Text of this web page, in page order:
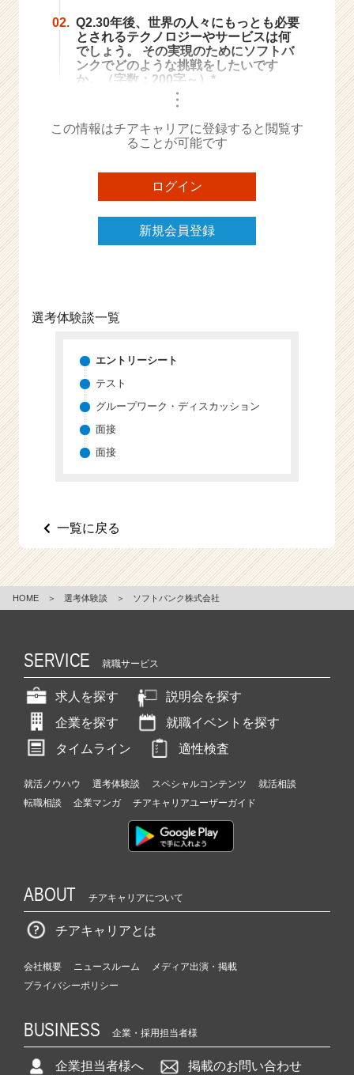
02. Q2.30年後、世界の人々にもっとも必要
とされるテクノロジーやサービスは何
でしょう。 その実現のためにソフトバ
ンクでどのような挑戦をしたいです
か。（字数：200字～）*
・・・
この情報はチアキャリアに登録すると閲覧す
ることが可能です
ログイン
新規会員登録
選考体験談一覧
エントリーシート
テスト
グループワーク・ディスカッション
面接
面接
一覧に戻る
HOME ＞ 選考体験談 ＞ ソフトバンク株式会社
SERVICE 就職サービス
求人を探す
説明会を探す
企業を探す
就職イベントを探す
タイムライン
適性検査
就活ノウハウ 選考体験談 スペシャルコンテンツ
就活相談
転職相談
企業マンガ チアキャリアユーザーガイド
ABOUT チアキャリアについて
チアキャリアとは
会社概要 ニュースルーム
メディア出演・掲載
プライバシーポリシー
BUSINESS 企業・採用担当者様
企業担当者様へ 掲載のお問い合わせ